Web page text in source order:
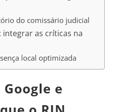
do comissário judicial
as críticas na
local optimizada
e